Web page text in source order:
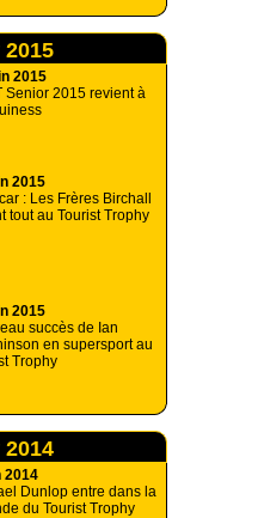
2015
Senior 2015 revient à
2015
: Les Frères Birchall
tout au Tourist Trophy
2015
succès de Ian
en supersport au
Trophy
2014
Dunlop entre dans la
du Tourist Trophy